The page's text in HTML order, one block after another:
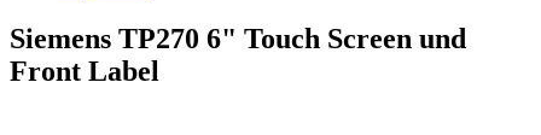
Siemens TP270 6" Touch Screen und
Front Label